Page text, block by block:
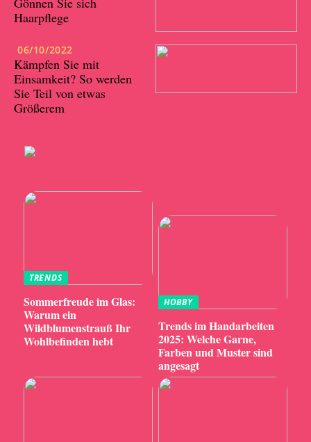
Haarpflege
06/10/2022
Kämpfen Sie mit
Einsamkeit? So werden
Sie Teil von etwas
Größerem
TRENDS
Sommerfreude im Glas:
Warum ein
Wildblumenstrauß Ihr
Wohlbefinden hebt
HOBBY
Trends im Handarbeiten
2025: Welche Garne,
Farben und Muster sind
angesagt